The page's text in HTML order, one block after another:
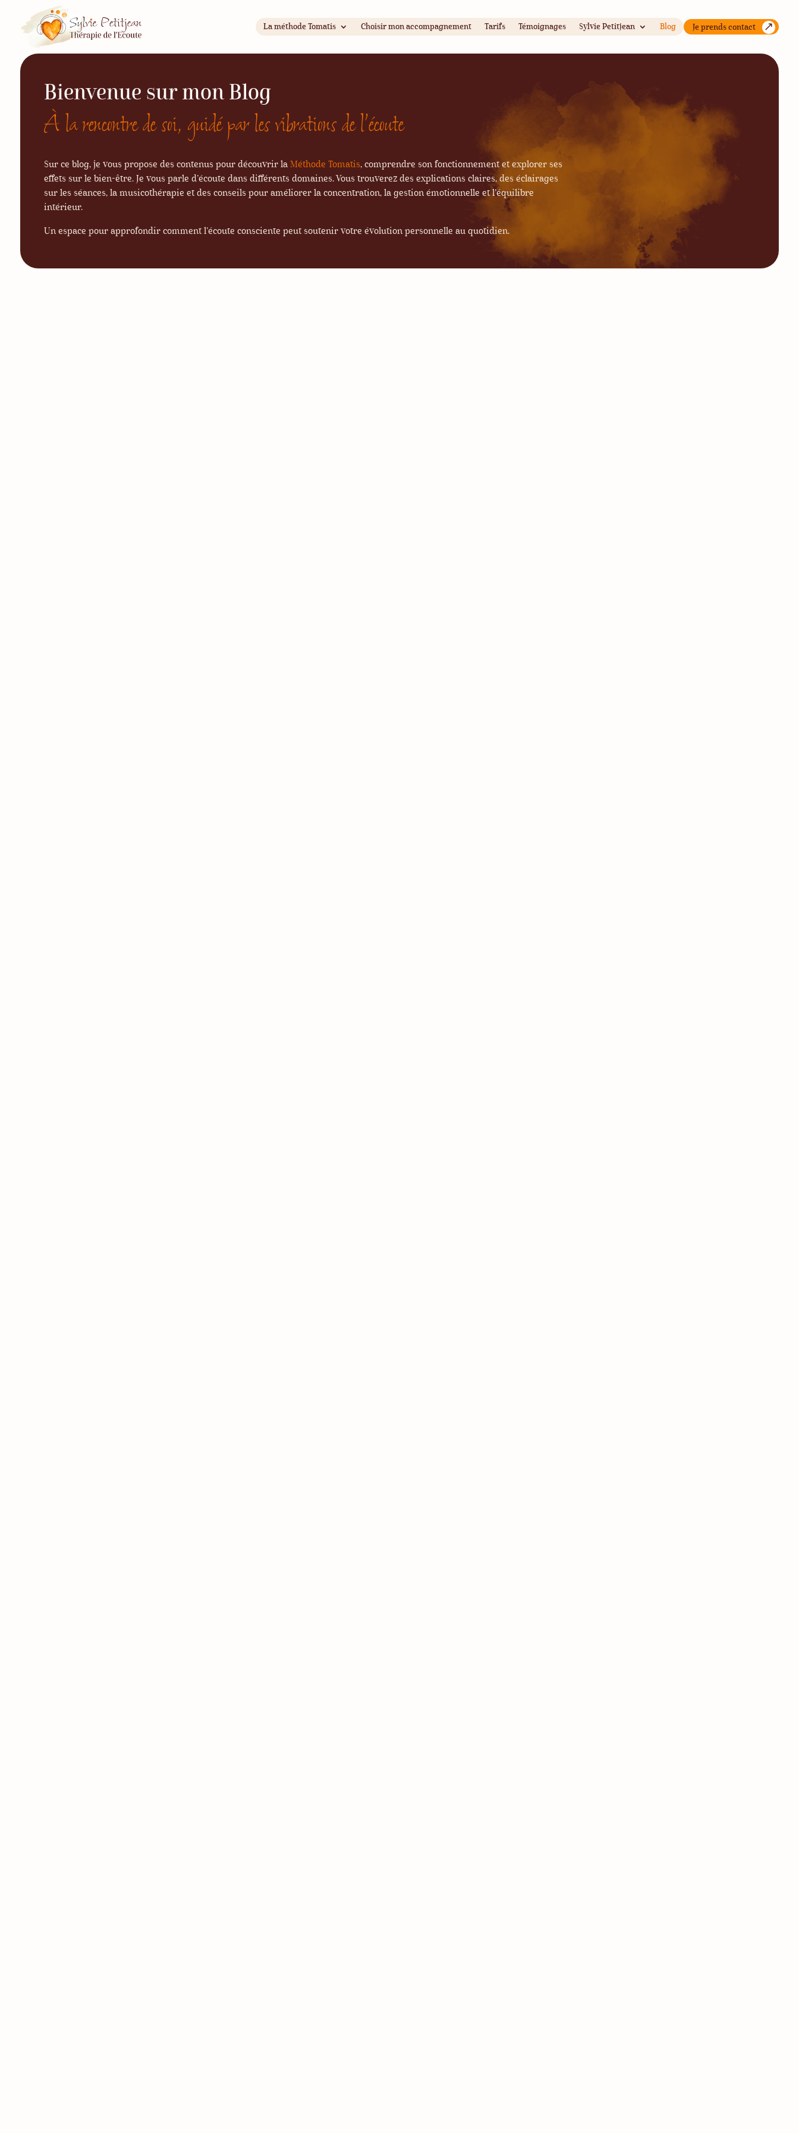
La méthode Tomatis Choisir mon accompagnement Tarifs Témoignages Sylvie Petitjean Blog Je prends contact
Bienvenue sur mon Blog
À la rencontre de soi, guidé par les vibrations de l’écoute
Sur ce blog, je vous propose des contenus pour découvrir la Méthode Tomatis, comprendre son fonctionnement et explorer ses
effets sur le bien-être. Je vous parle d’écoute dans différents domaines. Vous trouverez des explications claires, des éclairages
sur les séances, la musicothérapie et des conseils pour améliorer la concentration, la gestion émotionnelle et l’équilibre
intérieur.
Un espace pour approfondir comment l’écoute consciente peut soutenir votre évolution personnelle au quotidien.